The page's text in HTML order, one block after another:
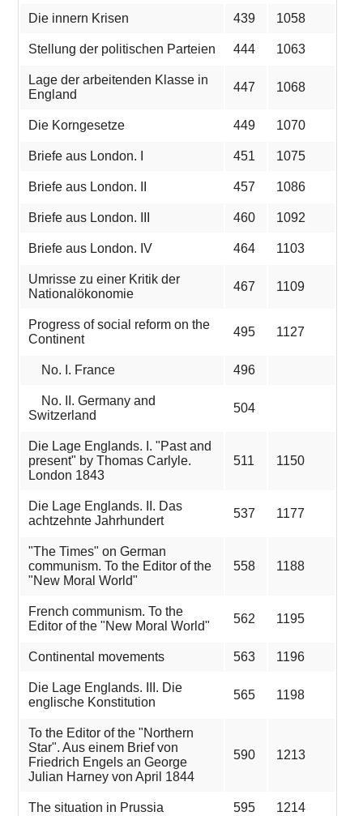
Die innern Krisen 439 1058
Stellung der politischen Parteien 444 1063
Lage der arbeitenden Klasse in
England
447 1068
Die Korngesetze 449 1070
Briefe aus London. I 451 1075
Briefe aus London. II 457 1086
Briefe aus London. III 460 1092
Briefe aus London. IV 464 1103
Umrisse zu einer Kritik der
Nationalökonomie
467 1109
Progress of social reform on the
Continent
495 1127
No. I. France 496
No. II. Germany and
Switzerland
504
Die Lage Englands. I. "Past and
present" by Thomas Carlyle.
London 1843
511 1150
Die Lage Englands. II. Das
achtzehnte Jahrhundert
537 1177
"The Times" on German
communism. To the Editor of the
"New Moral World"
558 1188
French communism. To the
Editor of the "New Moral World"
562 1195
Continental movements 563 1196
Die Lage Englands. III. Die
englische Konstitution
565 1198
To the Editor of the "Northern
Star". Aus einem Brief von
Friedrich Engels an George
Julian Harney von April 1844
590 1213
The situation in Prussia 595 1214